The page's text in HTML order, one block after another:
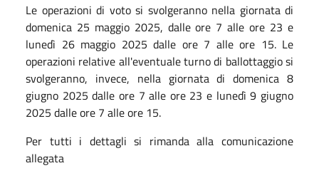
Le operazioni di voto si svolgeranno nella giornata di
domenica 25 maggio 2025, dalle ore 7 alle ore 23 e
lunedì 26 maggio 2025 dalle ore 7 alle ore 15. Le
operazioni relative all'eventuale turno di ballottaggio si
svolgeranno, invece, nella giornata di domenica 8
giugno 2025 dalle ore 7 alle ore 23 e lunedì 9 giugno
2025 dalle ore 7 alle ore 15.
Per tutti i dettagli si rimanda alla comunicazione
allegata